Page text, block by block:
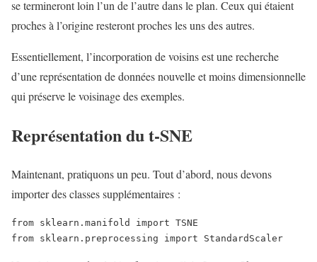
se termineront loin l’un de l’autre dans le plan. Ceux qui étaient
proches à l’origine resteront proches les uns des autres.
Essentiellement, l’incorporation de voisins est une recherche
d’une représentation de données nouvelle et moins dimensionnelle
qui préserve le voisinage des exemples.
Représentation du t-SNE
Maintenant, pratiquons un peu. Tout d’abord, nous devons
importer des classes supplémentaires :
from sklearn.manifold import TSNE
from sklearn.preprocessing import StandardScaler